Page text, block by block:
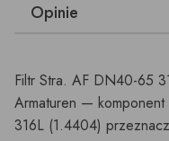
Opinie
Filtr Stra. AF DN40-65
Armaturen —
316L (1.4404)